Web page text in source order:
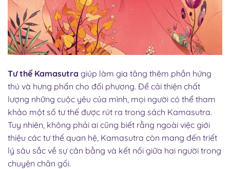
Tư thế Kamasutra giúp làm gia tăng thêm phần hứng
thú và hưng phấn cho đối phương. Để cải thiện chất
lượng những cuộc yêu của mình, mọi người có thể tham
khảo một số tư thế được rút ra trong sách Kamasutra.
Tuy nhiên, không phải ai cũng biết rằng ngoài việc giới
thiệu các tư thế quan hệ, Kamasutra còn mang đến triết
lý sâu sắc về sự cân bằng và kết nối giữa hai người trong
chuyện chăn gối.